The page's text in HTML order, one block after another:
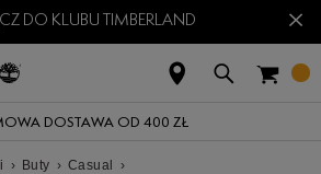
DO KLUBU TIMBERLAND ×
DOSTAWA OD 400 ZŁ
› Buty › Casual
›